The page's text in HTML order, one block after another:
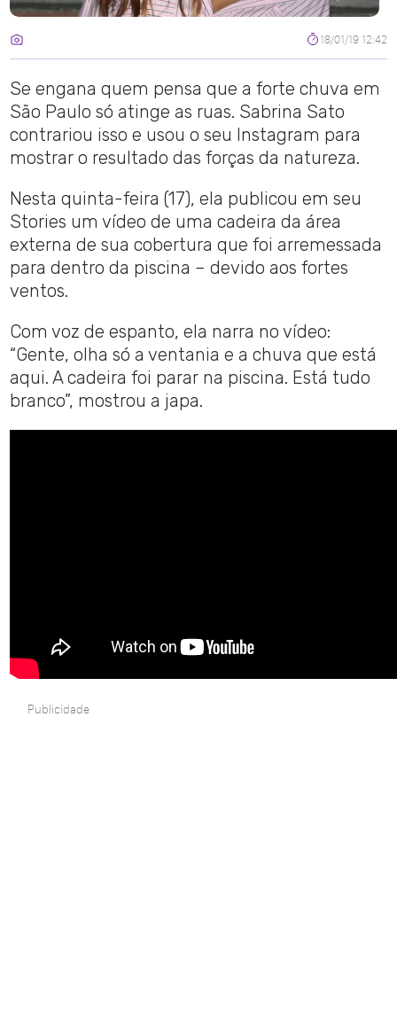
18/01/19 12:42
Se engana quem pensa que a forte chuva em
São Paulo só atinge as ruas. Sabrina Sato
contrariou isso e usou o seu Instagram para
mostrar o resultado das forças da natureza.
Nesta quinta-feira (17), ela publicou em seu
Stories um vídeo de uma cadeira da área
externa de sua cobertura que foi arremessada
para dentro da piscina – devido aos fortes
ventos.
Com voz de espanto, ela narra no vídeo:
“Gente, olha só a ventania e a chuva que está
aqui. A cadeira foi parar na piscina. Está tudo
branco”, mostrou a japa.
Publicidade